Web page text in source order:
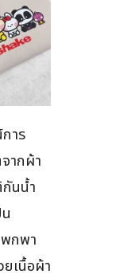
าร
ากผ้า
นน้ำ
กพา
เนื้อผ้า